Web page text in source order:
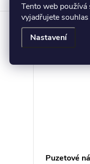
Tento web
vyjadřujete
Nastavení
Výprodej
Puzetové